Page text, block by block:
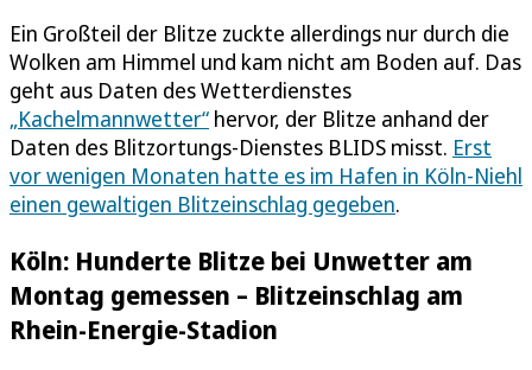
Ein Großteil der Blitze zuckte allerdings nur durch die
Wolken am Himmel und kam nicht am Boden auf. Das
geht aus Daten des Wetterdienstes
„Kachelmannwetter“ hervor, der Blitze anhand der
Daten des Blitzortungs-Dienstes BLIDS misst. Erst
vor wenigen Monaten hatte es im Hafen in Köln-Niehl
einen gewaltigen Blitzeinschlag gegeben.
Köln: Hunderte Blitze bei Unwetter am
Montag gemessen – Blitzeinschlag am
Rhein-Energie-Stadion